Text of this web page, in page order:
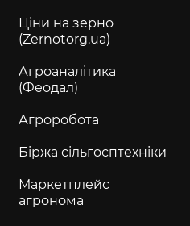
Ціни на зерно
(Zernotorg.ua)
Агроаналітика
(Феодал)
Агроробота
Біржа сільгосптехніки
Маркетплейс
агронома